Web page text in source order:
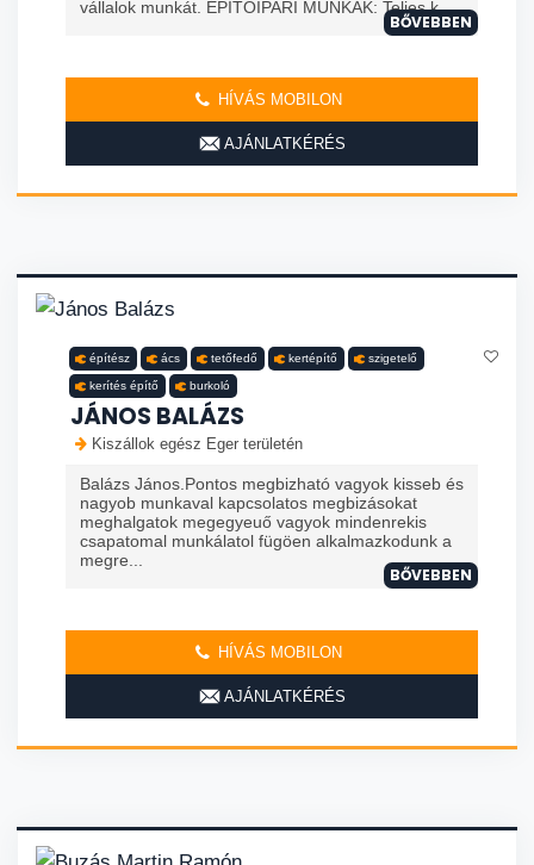
vállalok munkát. ÉPÍTŐIPARI MUNKÁK: Teljes k...
BŐVEBBEN
HÍVÁS MOBILON
AJÁNLATKÉRÉS
építész ács tetőfedő kertépítő szigetelő
kerítés építő burkoló
JÁNOS BALÁZS
Kiszállok egész Eger területén
Balázs János.Pontos megbizható vagyok kisseb és
nagyob munkaval kapcsolatos megbizásokat
meghalgatok megegyeuő vagyok mindenrekis
csapatomal munkálatol fügöen alkalmazkodunk a
megre...
BŐVEBBEN
HÍVÁS MOBILON
AJÁNLATKÉRÉS